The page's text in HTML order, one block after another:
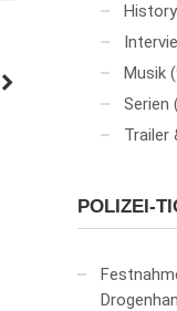
History
Musik
Serien
Trailer
POLIZEI-